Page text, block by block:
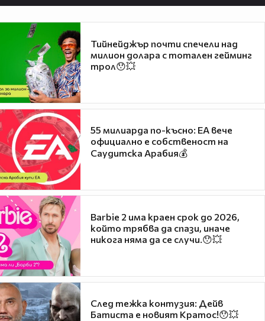
Тийнейджър почти спечели над
милион долара с тотален гейминг
трол😯💥
55 милиарда по-късно: EA вече
официално е собственост на
Саудитска Арабия💰
Barbie 2 има краен срок до 2026,
който трябва да спази, иначе
никога няма да се случи.😯💥
След тежка контузия: Дейв
Батиста е новият Кратос!😯💥